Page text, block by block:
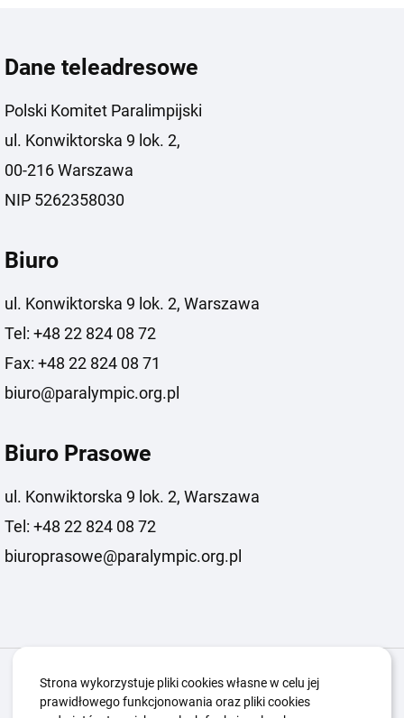
Dane teleadresowe
Polski Komitet Paralimpijski
ul. Konwiktorska 9 lok. 2,
00-216 Warszawa
NIP 5262358030
Biuro
ul. Konwiktorska 9 lok. 2, Warszawa
Tel: +48 22 824 08 72
Fax: +48 22 824 08 71
biuro@paralympic.org.pl
Biuro Prasowe
ul. Konwiktorska 9 lok. 2, Warszawa
Tel: +48 22 824 08 72
biuroprasowe@paralympic.org.pl
Igrzyska Paralimpijskie O nas
Kwalifikacje ZSK
Kluby Aktualności
Strona wykorzystuje pliki cookies własne w celu jej
prawidłowego funkcjonowania oraz pliki cookies